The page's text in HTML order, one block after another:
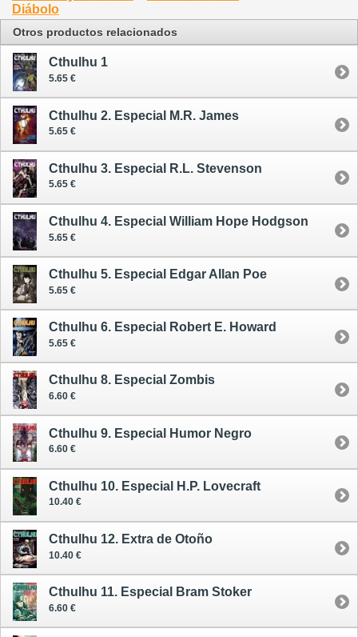
Diábolo
Otros productos relacionados
Cthulhu 1
5.65 €
Cthulhu 2. Especial M.R. James
5.65 €
Cthulhu 3. Especial R.L. Stevenson
5.65 €
Cthulhu 4. Especial William Hope Hodgson
5.65 €
Cthulhu 5. Especial Edgar Allan Poe
5.65 €
Cthulhu 6. Especial Robert E. Howard
5.65 €
Cthulhu 8. Especial Zombis
6.60 €
Cthulhu 9. Especial Humor Negro
6.60 €
Cthulhu 10. Especial H.P. Lovecraft
10.40 €
Cthulhu 12. Extra de Otoño
10.40 €
Cthulhu 11. Especial Bram Stoker
6.60 €